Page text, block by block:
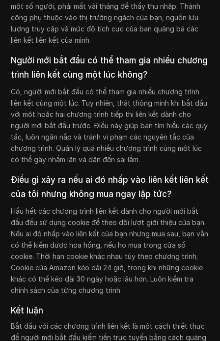
một số người, phải mất vài tháng để thấy thu nhập. Thành
công phụ thuộc vào thị trường ngách của bạn, nguồn lưu
lượng truy cập và mức độ tích cực của bạn quảng bá các
liên kết liên kết của mình.
Người mới bắt đầu có thể tham gia nhiều chương
trình liên kết cùng một lúc không?
Có, người mới bắt đầu có thể tham gia nhiều chương trình
liên kết cùng một lúc. Tuy nhiên, thật thông minh khi bắt đầu
với một hoặc hai chương trình tiếp thị liên kết dành cho
người mới bắt đầu trước. Điều này giúp bạn tìm hiểu các quy
tắc, luôn ngăn nắp và tránh vi phạm các nguyên tắc của
chương trình. Quản lý quá nhiều chương trình cùng một lúc
có thể gây nhầm lẫn và dẫn đến sai lầm.
Điều gì xảy ra nếu ai đó nhấp vào liên kết liên kết
của tôi nhưng không mua ngay lập tức?
Hầu hết các chương trình liên kết dành cho người mới bắt
đầu đều sử dụng cookie để theo dõi lượt giới thiệu của bạn.
Nếu ai đó nhấp vào liên kết của bạn nhưng mua sau, bạn vẫn
có thể kiếm được hoa hồng, nếu họ mua trong cửa sổ
cookie. Thời hạn cookie khác nhau tùy theo chương trình;
Cookie của Amazon kéo dài 24 giờ, trong khi những cookie
khác có thể kéo dài 30 ngày hoặc lâu hơn. Luôn kiểm tra
chính sách của từng chương trình.
Kết luận
Bắt đầu với các chương trình liên kết là một cách thiết thực
để người mới bắt đầu kiếm tiền trực tuyến bằng cách quảng